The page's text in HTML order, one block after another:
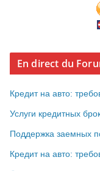
En direct du
Кредит на авто:
Услуги кредитных
Поддержка заемных
Кредит на авто: